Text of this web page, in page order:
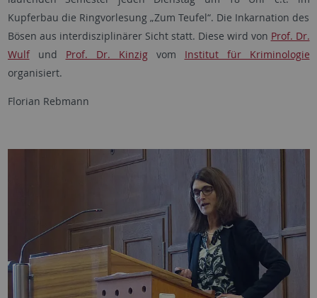
Kupferbau die Ringvorlesung „Zum Teufel“. Die Inkarnation des
Bösen aus interdisziplinärer Sicht statt. Diese wird von Prof. Dr.
Wulfund Prof. Dr. Kinzigvom Institut für Kriminologie
organisiert.
Florian Rebmann